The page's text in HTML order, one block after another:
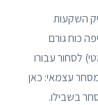
השקעות
כוח גורם
לסחור עבורו
עצמאי: כאן
בשבילו.